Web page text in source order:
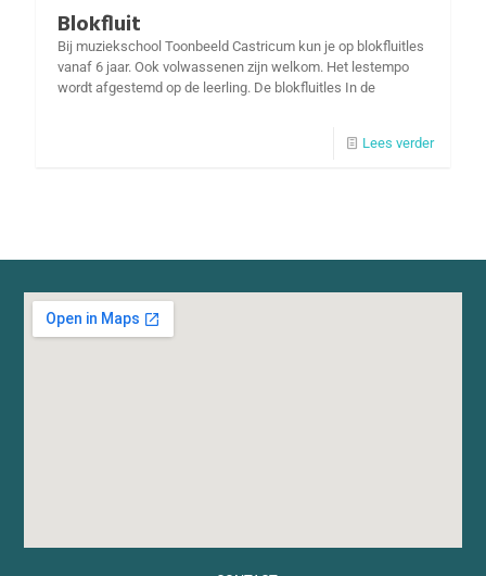
Blokfluit
Bij muziekschool Toonbeeld Castricum kun je op blokfluitles
vanaf 6 jaar. Ook volwassenen zijn welkom. Het lestempo
wordt afgestemd op de leerling. De blokfluitles In de
Lees verder